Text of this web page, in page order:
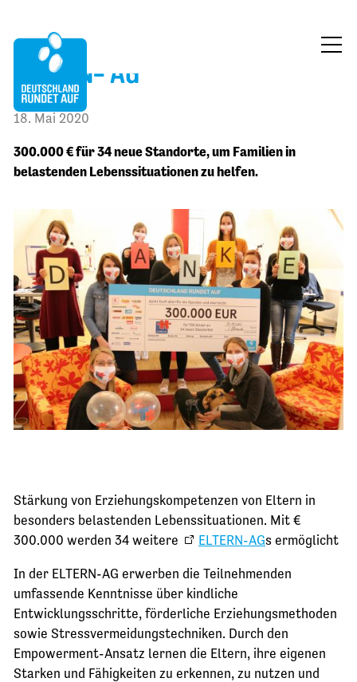
ÜBER UNS
FÖRDERUNG
BLOG
KONTAKT
JETZT SPENDEN
ELTERN- AG
18. Mai 2020
300.000 € für 34 neue Standorte, um Familien in
belastenden Lebenssituationen zu helfen.
Stärkung von Erziehungskompetenzen von Eltern in
besonders belastenden Lebenssituationen. Mit €
300.000 werden 34 weitere
ELTERN-AGs ermöglicht
In der ELTERN-AG erwerben die Teilnehmenden
umfassende Kenntnisse über kindliche
Entwicklungsschritte, förderliche Erziehungsmethoden
sowie Stressvermeidungstechniken. Durch den
Empowerment-Ansatz lernen die Eltern, ihre eigenen
Starken und Fähigkeiten zu erkennen, zu nutzen und